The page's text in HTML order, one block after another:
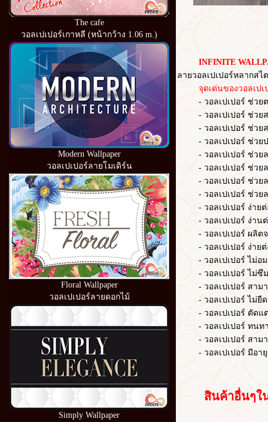
The cafe
วอลเปเปอร์เกาหลี (หน้ากว้าง 1.06 m.)
Modern Wallpaper
วอลเปเปอร์ลายโมเดิร์น
Floral Wallpaper
วอลเปเปอร์ลายดอกไม้
Simply Wallpaper
INFINITE
ลายวอลเปเปอร์หลากส
จุดเด่นของวอลเปเป
- วอลเปเปอร์ ช่วยต
- วอลเปเปอร์ ช่วยสร้
- วอลเปเปอร์ ช่วยส
- วอลเปเปอร์ ช่วยป
- วอลเปเปอร์ ช่วยลด
- วอลเปเปอร์ ช่วยลด
- วอลเปเปอร์ ช่วยล
- วอลเปเปอร์ ช่วยลด
- วอลเปเปอร์ ง่ายต่
- วอลเปเปอร์ ง่านต่
- วอลเปเปอร์ ผลิตจ
- วอลเปเปอร์ ง่ายต่
- วอลเปเปอร์ ไม่อ
- วอลเปเปอร์ ไม่ซึ
- วอลเปเปอร์ สามาร
- วอลเปเปอร์ ไม่ยืด
- วอลเปเปอร์ ตัดแต่
- วอลเปเปอร์ ทนท
- วอลเปเปอร์ สามา
- วอลเปเปอร์ มีอายุ
สินค้าอื่นๆใน